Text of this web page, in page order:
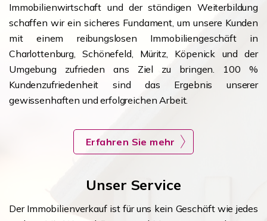
Immobilienwirtschaft und der ständigen Weiterbildung
schaffen wir ein sicheres Fundament, um unsere Kunden
mit einem reibungslosen Immobiliengeschäft in
Charlottenburg, Schönefeld, Müritz, Köpenick und der
Umgebung zufrieden ans Ziel zu bringen. 100 %
Kundenzufriedenheit sind das Ergebnis unserer
gewissenhaften und erfolgreichen Arbeit.
Erfahren Sie mehr
Unser Service
Der Immobilienverkauf ist für uns kein Geschäft wie jedes